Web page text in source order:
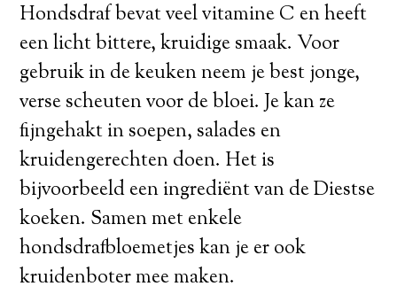
Hondsdraf bevat veel vitamine C en heeft
een licht bittere, kruidige smaak. Voor
gebruik in de keuken neem je best jonge,
verse scheuten voor de bloei. Je kan ze
fijngehakt in soepen, salades en
kruidengerechten doen. Het is
bijvoorbeeld een ingrediënt van de Diestse
koeken. Samen met enkele
hondsdrafbloemetjes kan je er ook
kruidenboter mee maken.